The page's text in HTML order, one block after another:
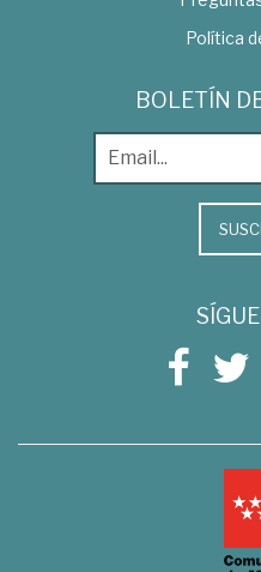
Política
BOLETÍN